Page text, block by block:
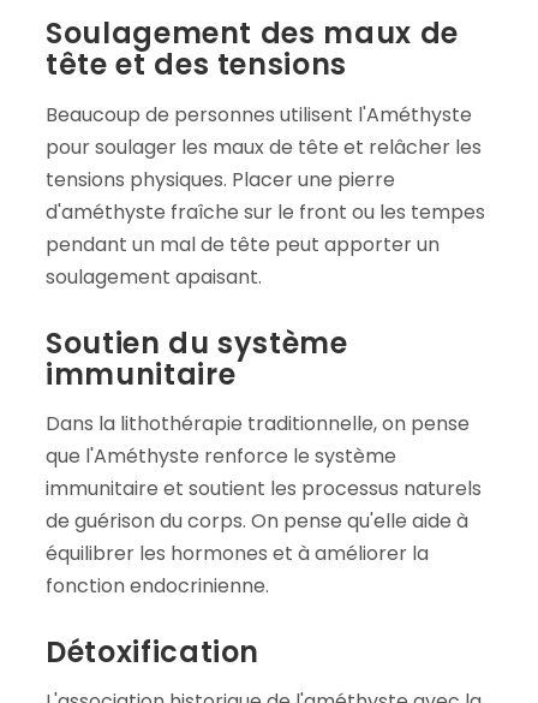
Soulagement des maux de
tête et des tensions
Beaucoup de personnes utilisent l'Améthyste
pour soulager les maux de tête et relâcher les
tensions physiques. Placer une pierre
d'améthyste fraîche sur le front ou les tempes
pendant un mal de tête peut apporter un
soulagement apaisant.
Soutien du système
immunitaire
Dans la lithothérapie traditionnelle, on pense
que l'Améthyste renforce le système
immunitaire et soutient les processus naturels
de guérison du corps. On pense qu'elle aide à
équilibrer les hormones et à améliorer la
fonction endocrinienne.
Détoxification